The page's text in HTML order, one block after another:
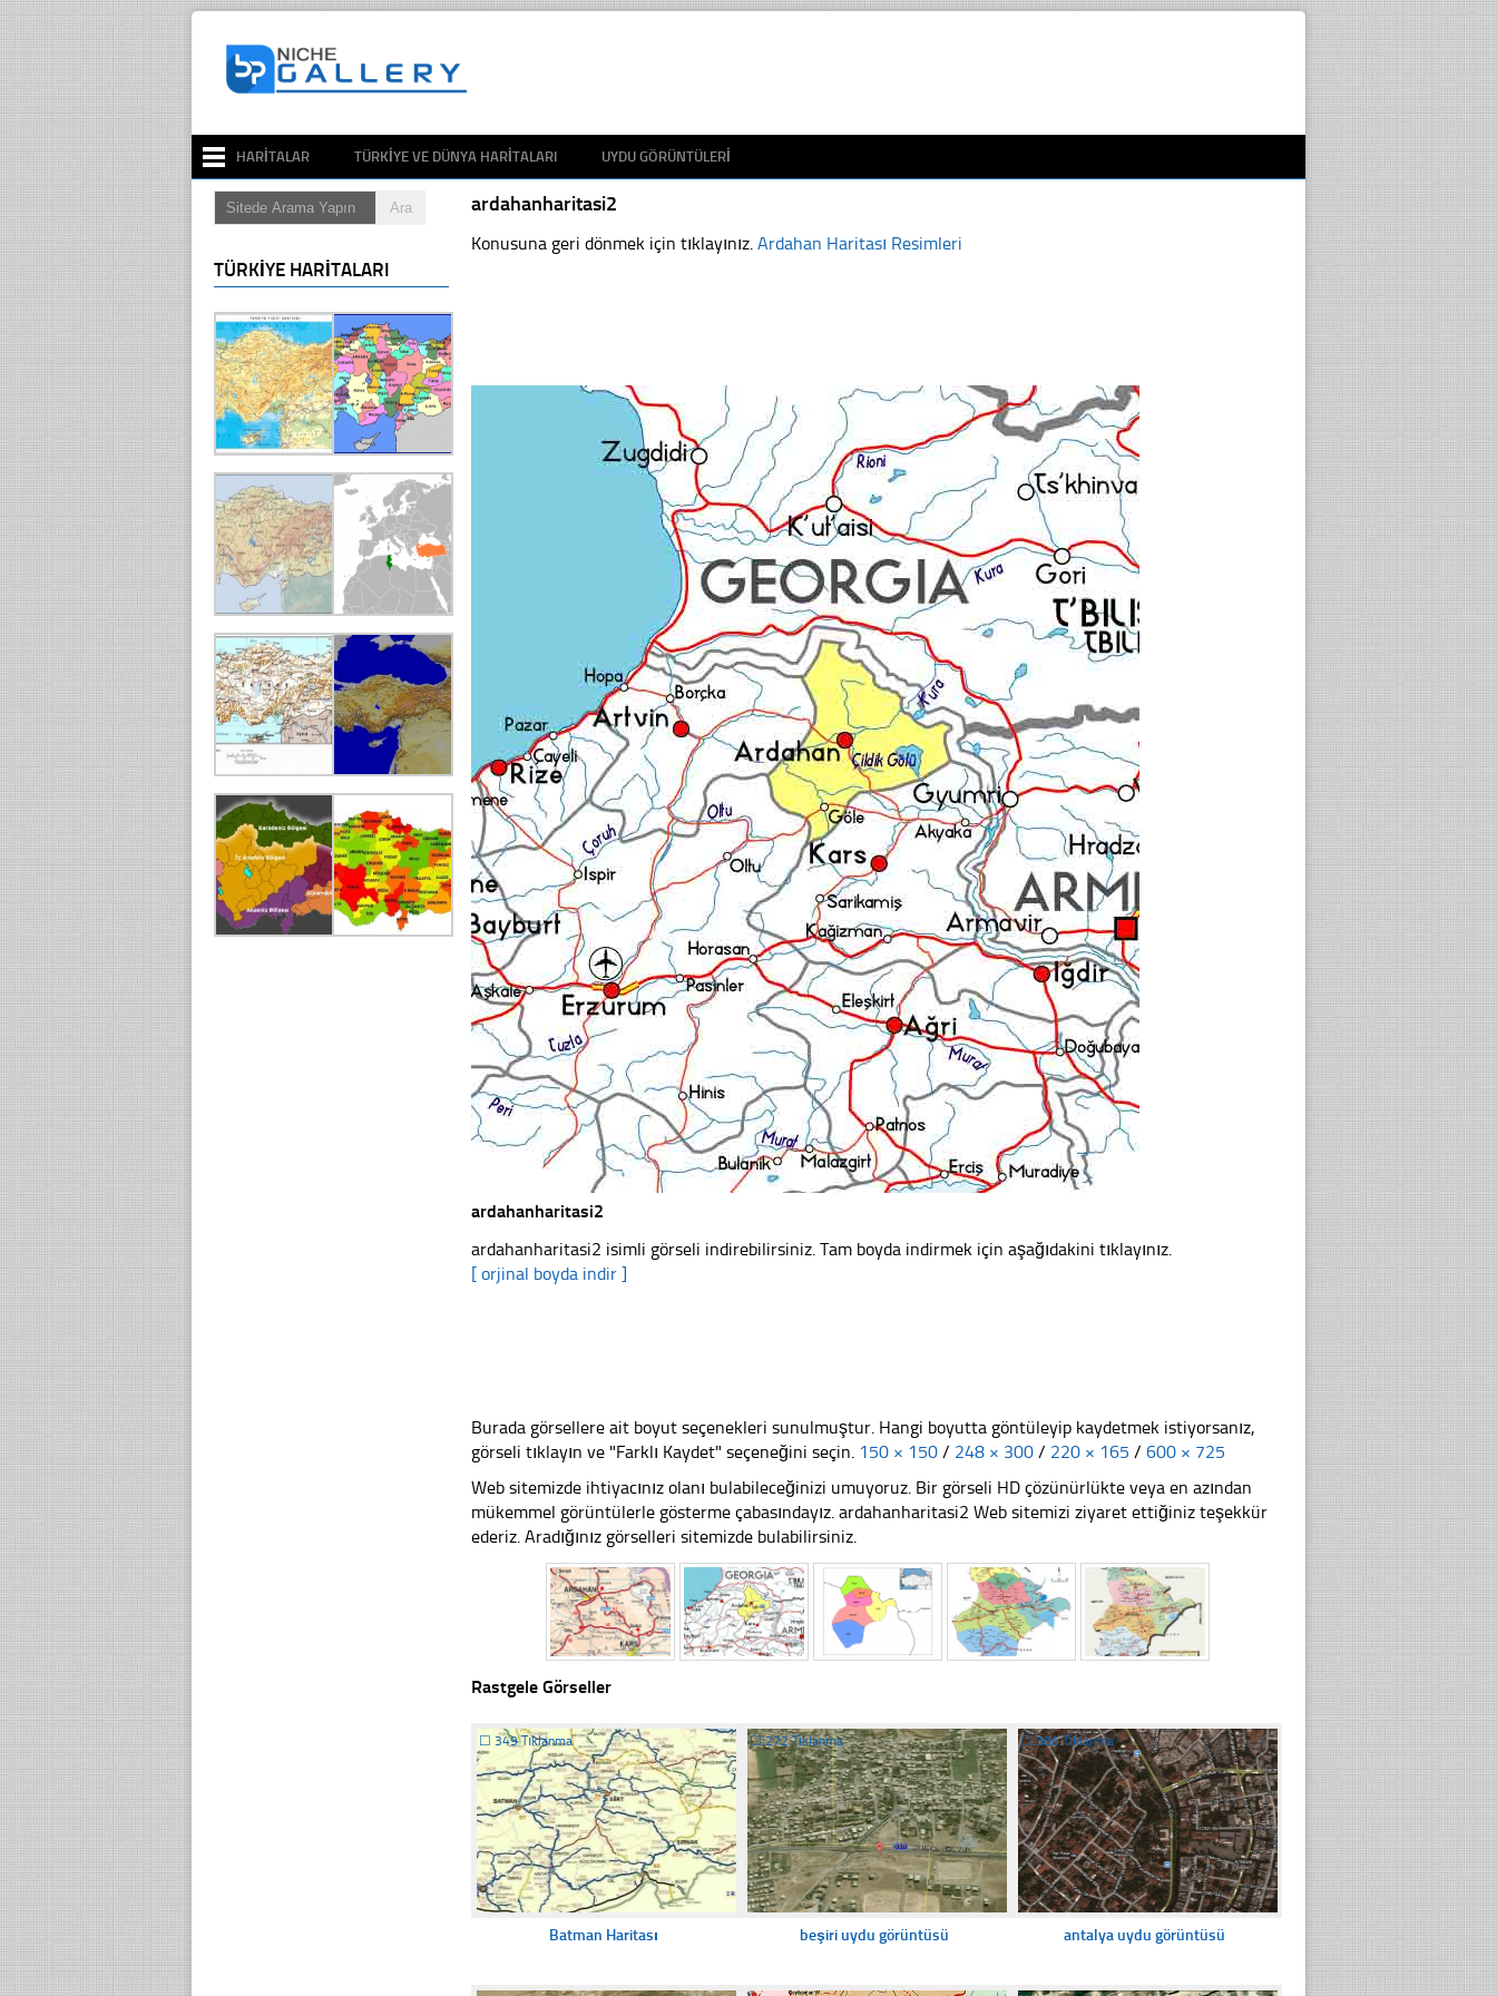
HARITALAR TÜRKIYE VE DÜNYA HARITALARI UYDU GÖRÜNTÜLERI
ardahanharitasi2
Konusuna geri dönmek için tıklayınız.Ardahan Haritası Resimleri
ardahanharitasi2
ardahanharitasi2 isimli görseli indirebilirsiniz. Tam boyda indirmek için aşağıdakini tıklayınız.
[ orjinal boyda indir ]
Burada görsellere ait boyut seçenekleri sunulmuştur. Hangi boyutta göntüleyip kaydetmek istiyorsanız,
görseli tıklayın ve "Farklı Kaydet" seçeneğini seçin. 150 × 150 / 248 × 300 / 220 × 165 / 600 × 725
Web sitemizde ihtiyacınız olanı bulabileceğinizi umuyoruz. Bir görseli HD çözünürlükte veya en azından
mükemmel görüntülerle gösterme çabasındayız. ardahanharitasi2 Web sitemizi ziyaret ettiğiniz teşekkür
ederiz. Aradığınız görselleri sitemizde bulabilirsiniz.
Rastgele Görseller
☐349 Tıklanma
Batman Haritası
☐272 Tıklanma
beşiri uydu görüntüsü
☐386 Tıklanma
antalya uydu görüntüsü
TÜRKIYE HARITALARI